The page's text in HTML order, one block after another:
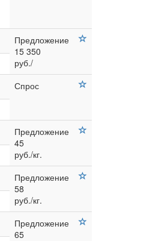
Предложение
15 350
руб./
Спрос
Предложение
45
руб./кг.
Предложение
58
руб./кг.
Предложение
65